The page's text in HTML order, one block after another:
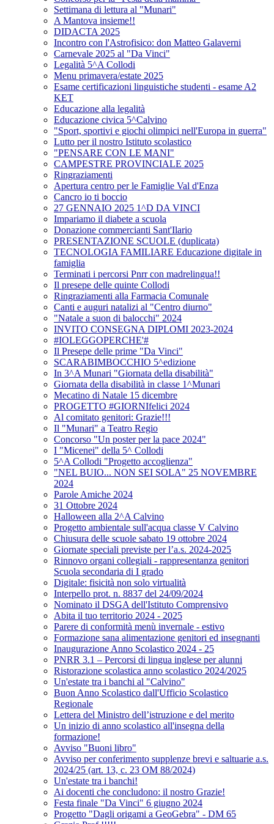
Settimana di lettura al "Munari"
A Mantova insieme!!
DIDACTA 2025
Incontro con l'Astrofisico: don Matteo Galaverni
Carnevale 2025 al "Da Vinci"
Legalità 5^A Collodi
Menu primavera/estate 2025
Esame certificazioni linguistiche studenti - esame A2
KET
Educazione alla legalità
Educazione civica 5^Calvino
"Sport, sportivi e giochi olimpici nell'Europa in guerra"
Lutto per il nostro Istituto scolastico
"PENSARE CON LE MANI"
CAMPESTRE PROVINCIALE 2025
Ringraziamenti
Apertura centro per le Famiglie Val d'Enza
Cancro io ti boccio
27 GENNAIO 2025 1^D DA VINCI
Impariamo il diabete a scuola
Donazione commercianti Sant'Ilario
PRESENTAZIONE SCUOLE (duplicata)
TECNOLOGIA FAMILIARE Educazione digitale in
famiglia
Terminati i percorsi Pnrr con madrelingua!!
Il presepe delle quinte Collodi
Ringraziamenti alla Farmacia Comunale
Canti e auguri natalizi al "Centro diurno"
"Natale a suon di balocchi" 2024
INVITO CONSEGNA DIPLOMI 2023-2024
#IOLEGGOPERCHE'#
Il Presepe delle prime "Da Vinci"
SCARABIMBOCCHIO 5^edizione
In 3^A Munari "Giornata della disabilità"
Giornata della disabilità in classe 1^Munari
Mecatino di Natale 15 dicembre
PROGETTO #GIORNIfelici 2024
Al comitato genitori: Grazie!!!
Il "Munari" a Teatro Regio
Concorso "Un poster per la pace 2024"
I "Micenei" della 5^ Collodi
5^A Collodi "Progetto accoglienza"
"NEL BUIO... NON SEI SOLA" 25 NOVEMBRE
2024
Parole Amiche 2024
31 Ottobre 2024
Halloween alla 2^A Calvino
Progetto ambientale sull'acqua classe V Calvino
Chiusura delle scuole sabato 19 ottobre 2024
Giornate speciali previste per l’a.s. 2024-2025
Rinnovo organi collegiali - rappresentanza genitori
Scuola secondaria di I grado
Digitale: fisicità non solo virtualità
Interpello prot. n. 8837 del 24/09/2024
Nominato il DSGA dell'Istituto Comprensivo
Abita il tuo territorio 2024 - 2025
Parere di conformità menù invernale - estivo
Formazione sana alimentazione genitori ed insegnanti
Inaugurazione Anno Scolastico 2024 - 25
PNRR 3.1 – Percorsi di lingua inglese per alunni
Ristorazione scolastica anno scolastico 2024/2025
Un'estate tra i banchi al "Calvino"
Buon Anno Scolastico dall'Ufficio Scolastico
Regionale
Lettera del Ministro dell’istruzione e del merito
Un inizio di anno scolastico all'insegna della
formazione!
Avviso "Buoni libro"
Avviso per conferimento supplenze brevi e saltuarie a.s.
2024/25 (art. 13, c. 23 OM 88/2024)
Un'estate tra i banchi!
Ai docenti che concludono: il nostro Grazie!
Festa finale "Da Vinci" 6 giugno 2024
Progetto "Dagli origami a GeoGebra" - DM 65